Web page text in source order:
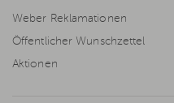
Weber Reklamationen
Öffentlicher Wunschzettel
Aktionen